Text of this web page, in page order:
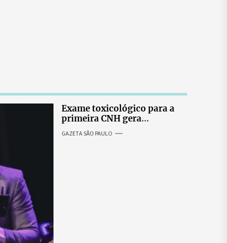
Exame toxicológico para a
primeira CNH gera
denúncias de cortes
excessivos de cabelo e
GAZETA SÃO PAULO